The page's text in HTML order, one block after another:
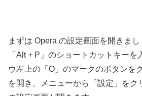
まずは Opera の設定画面を開きま
「Alt + P」のショートカットキーを
ウ左上の「O」のマークのボタンを
を開き、メニューから「設定」をク